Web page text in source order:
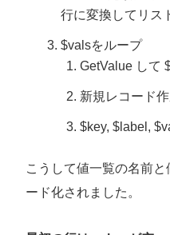
行に変換してリス
$valsをループ
GetValue して
新規レコード
$key, $label,
こうして値一覧の名前
ード化されました。